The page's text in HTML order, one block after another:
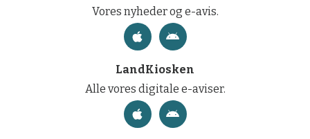
Vores nyheder og e-avis.
LandKiosken
Alle vores digitale e-aviser.